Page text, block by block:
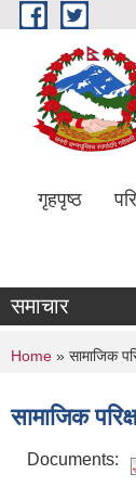
Skip to main content
गृहपृष्ठ
समाचार
You are
Home » सामाजिक
सामाजिक
Documents: